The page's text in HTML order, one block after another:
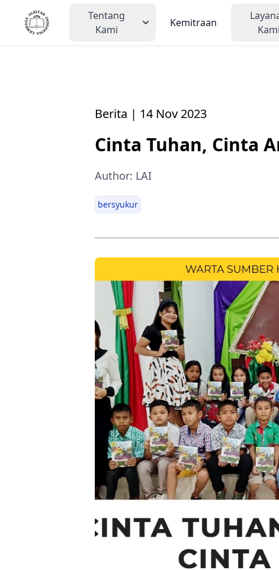
Tentang
Kami
Kemitraan
Kami
Berita | 14 Nov 2023
Cinta Tuhan, Cinta
Author: LAI
bersyukur